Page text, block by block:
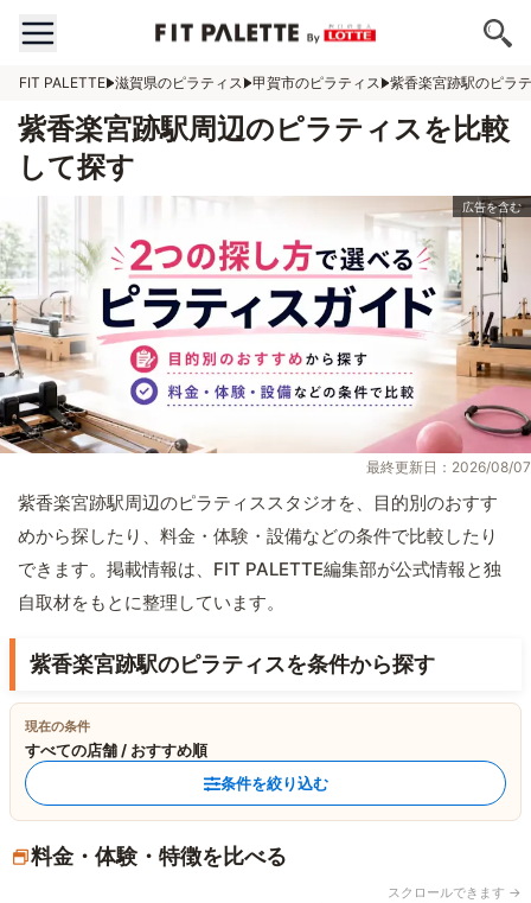
FIT PALETTE 滋賀県のピラティス 甲賀市のピラティス 紫香楽宮跡駅のピラ
紫香楽宮跡駅周辺のピラティスを比較
して探す
最終更新日：2026/08/07
紫香楽宮跡駅周辺のピラティススタジオを、目的別のおすす
めから探したり、料金・体験・設備などの条件で比較したり
できます。掲載情報は、FIT PALETTE編集部が公式情報と独
自取材をもとに整理しています。
紫香楽宮跡駅のピラティスを条件から探す
現在の条件
すべての店舗 / おすすめ順
条件を絞り込む
料金・体験・特徴を比べる
スクロールできます →